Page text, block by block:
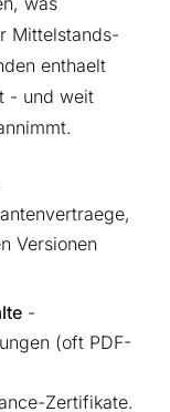
Mittelstands-
enthaelt
- und weit
Versionen
-
(oft PDF-
Zertifikate.